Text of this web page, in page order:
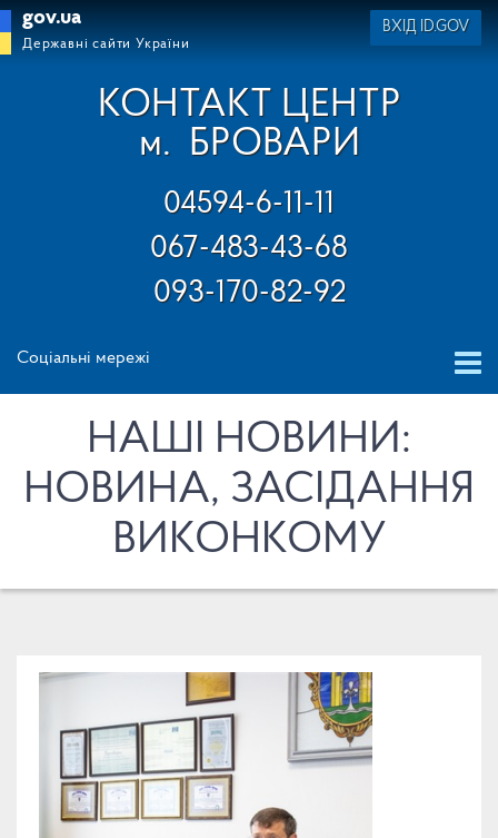
gov.ua
Державні сайти України
ВХІД ID.GOV
КОНТАКТ ЦЕНТР
м. БРОВАРИ
04594-6-11-11
067-483-43-68
093-170-82-92
Соціальні мережі
НАШІ НОВИНИ:
НОВИНА, ЗАСІДАННЯ
ВИКОНКОМУ